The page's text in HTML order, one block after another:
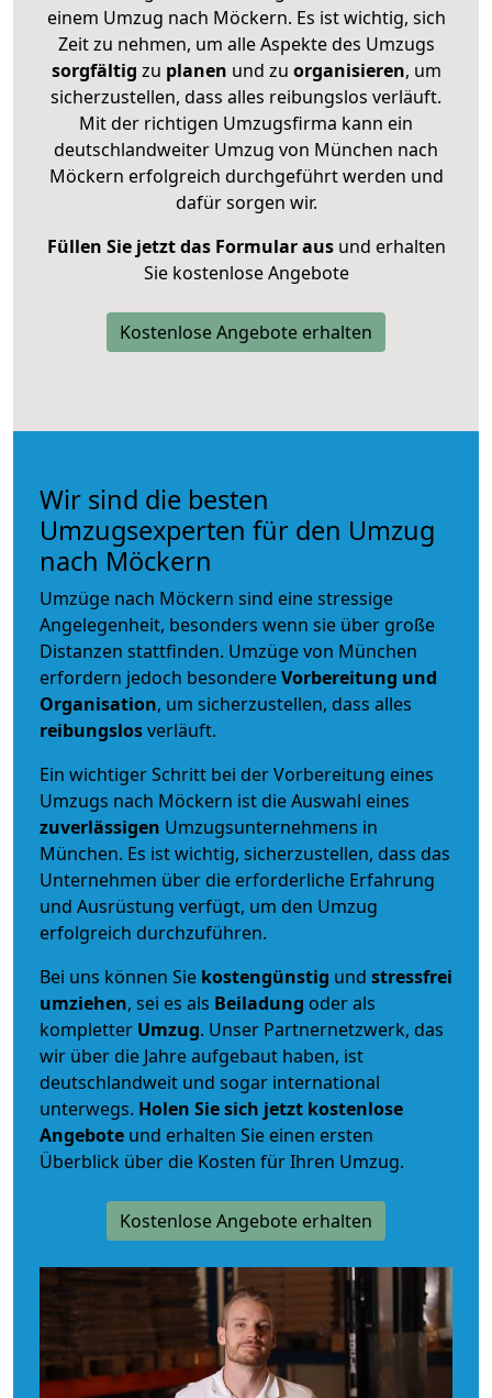
einem Umzug nach Möckern. Es ist wichtig, sich
Zeit zu nehmen, um alle Aspekte des Umzugs
sorgfältig zu planen und zu organisieren, um
sicherzustellen, dass alles reibungslos verläuft.
Mit der richtigen Umzugsfirma kann ein
deutschlandweiter Umzug von München nach
Möckern erfolgreich durchgeführt werden und
dafür sorgen wir.
Füllen Sie jetzt das Formular ausund erhalten
Sie kostenlose Angebote
Kostenlose Angebote erhalten
Wir sind die besten
Umzugsexperten für den Umzug
nach Möckern
Umzüge nach Möckern sind eine stressige
Angelegenheit, besonders wenn sie über große
Distanzen stattfinden. Umzüge von München
erfordern jedoch besondereVorbereitung und
Organisation, um sicherzustellen, dass alles
reibungslosverläuft.
Ein wichtiger Schritt bei der Vorbereitung eines
Umzugs nach Möckern ist die Auswahl eines
zuverlässigen Umzugsunternehmens in
München. Es ist wichtig, sicherzustellen, dass das
Unternehmen über die erforderliche Erfahrung
und Ausrüstung verfügt, um den Umzug
erfolgreich durchzuführen.
Bei uns können Sie kostengünstig und stressfrei
umziehen, sei es als Beiladung oder als
kompletter Umzug. Unser Partnernetzwerk, das
wir über die Jahre aufgebaut haben, ist
deutschlandweit und sogar international
unterwegs. Holen Sie sich jetzt kostenlose
Angebote und erhalten Sie einen ersten
Überblick über die Kosten für Ihren Umzug.
Kostenlose Angebote erhalten